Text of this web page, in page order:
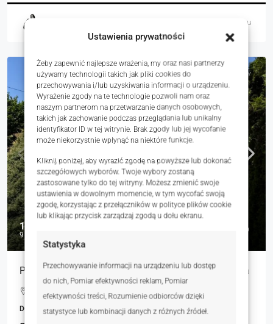
Ustawienia prywatności
Żeby zapewnić najlepsze wrażenia, my oraz nasi partnerzy
używamy technologii takich jak pliki cookies do
przechowywania i/lub uzyskiwania informacji o urządzeniu.
Wyrażenie zgody na te technologie pozwoli nam oraz
naszym partnerom na przetwarzanie danych osobowych,
takich jak zachowanie podczas przeglądania lub unikalny
identyfikator ID w tej witrynie. Brak zgody lub jej wycofanie
może niekorzystnie wpłynąć na niektóre funkcje.
Kliknij poniżej, aby wyrazić zgodę na powyższe lub dokonać
szczegółowych wyborów. Twoje wybory zostaną
zastosowane tylko do tej witryny. Możesz zmienić swoje
ustawienia w dowolnym momencie, w tym wycofać swoją
zgodę, korzystając z przełączników w polityce plików cookie
lub klikając przycisk zarządzaj zgodą u dołu ekranu.
Statystyka
Przechowywanie informacji na urządzeniu lub dostęp
do nich, Pomiar efektywności reklam, Pomiar
efektywności treści, Rozumienie odbiorców dzięki
statystyce lub kombinacji danych z różnych źródeł.
6 dni temu
NA SPRZEDAŻ RYNEK WTÓRNY
1 200 000 zł
9 231 zł
Przestronny dom wolnostojący 160 m² | Duża działka
Lubliniec, Polska
DOMY, NIERUCHOMOŚCI MIESZKANIOWE